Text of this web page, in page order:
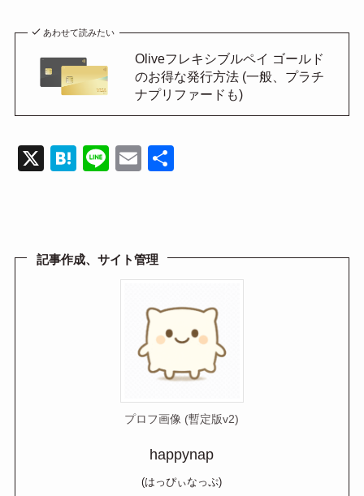
あわせて読みたい
Oliveフレキシブルペイ ゴールド
のお得な発行方法 (一般、プラチ
ナプリファードも)
X
H
a
Li
E
記事作成、サイト管理
プロフ画像 (暫定版v2)
happynap
(はっぴぃなっぷ)